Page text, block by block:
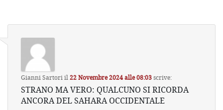
Gianni Sartoriil22 Novembre 2024 alle 08:03scrive:
STRANO MA VERO: QUALCUNO SI RICORDA
ANCORA DEL SAHARA OCCIDENTALE